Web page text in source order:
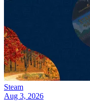
Steam
Aug 3, 2026